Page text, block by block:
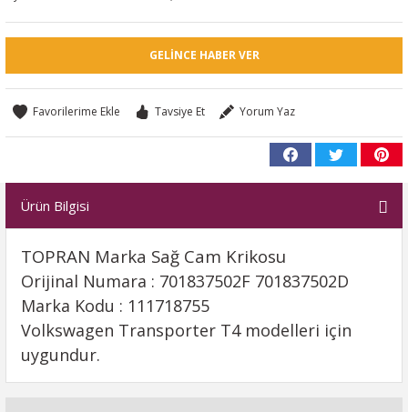
GELINCE HABER VER
Tavsiye Et Yorum Yaz
Ürün Bilgisi
TOPRAN Marka Sağ Cam Krikosu
Orijinal Numara : 701837502F 701837502D
Marka Kodu : 111718755
Volkswagen Transporter T4 modelleri için
uygundur.